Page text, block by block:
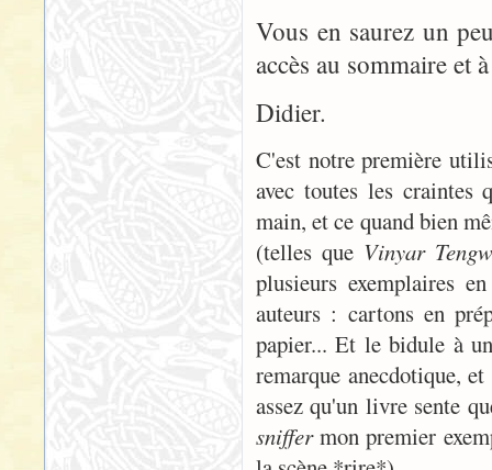
Vous en saurez un
accès au sommaire et
Didier.
C'est notre première
avec toutes les craintes
main, et ce quand bien
(telles que Vinyar
plusieurs exemplaires
auteurs : cartons en
papier... Et le bidule à
remarque anecdotique,
assez qu'un livre sente
sniffermon premier